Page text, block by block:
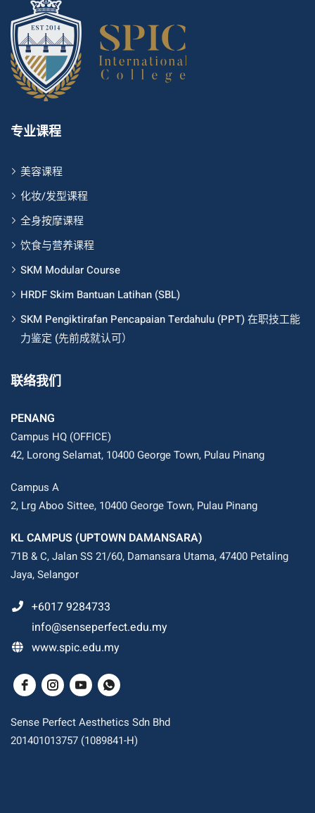
专业课程
美容课程
化妆/发型课程
全身按摩课程
饮食与营养课程
SKM Modular Course
HRDF Skim Bantuan Latihan (SBL)
SKM Pengiktirafan Pencapaian Terdahulu (PPT) 在职技工能
力鉴定 (先前成就认可）
联络我们
PENANG
Campus HQ (OFFICE)
42, Lorong Selamat, 10400 George Town, Pulau Pinang
Campus A
2, Lrg Aboo Sittee, 10400 George Town, Pulau Pinang
KL CAMPUS (UPTOWN DAMANSARA)
71B & C, Jalan SS 21/60, Damansara Utama, 47400 Petaling
Jaya, Selangor
+6017 9284733
info@senseperfect.edu.my
www.spic.edu.my
Sense Perfect Aesthetics Sdn Bhd
201401013757 (1089841-H)